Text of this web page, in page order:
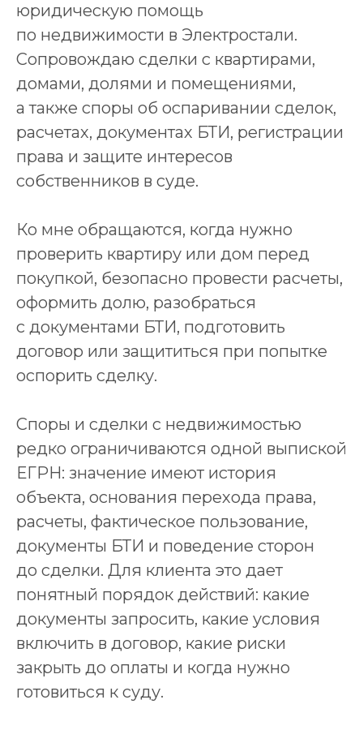
юридическую помощь
по недвижимости в Электростали.
Сопровождаю сделки с квартирами,
домами, долями и помещениями,
а также споры об оспаривании сделок,
расчетах, документах БТИ, регистрации
права и защите интересов
собственников в суде.
Ко мне обращаются, когда нужно
проверить квартиру или дом перед
покупкой, безопасно провести расчеты,
оформить долю, разобраться
с документами БТИ, подготовить
договор или защититься при попытке
оспорить сделку.
Споры и сделки с недвижимостью
редко ограничиваются одной выпиской
ЕГРН: значение имеют история
объекта, основания перехода права,
расчеты, фактическое пользование,
документы БТИ и поведение сторон
до сделки. Для клиента это дает
понятный порядок действий: какие
документы запросить, какие условия
включить в договор, какие риски
закрыть до оплаты и когда нужно
готовиться к суду.